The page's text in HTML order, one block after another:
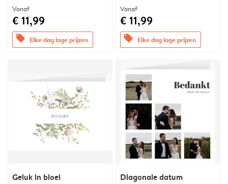
Vanaf
€ 11,99
offers Elke dag lage prijzen
Vanaf
€ 11,99
offers Elke dag lage prijzen
Geluk in bloei Diagonale datum